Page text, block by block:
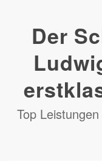
Der
Top